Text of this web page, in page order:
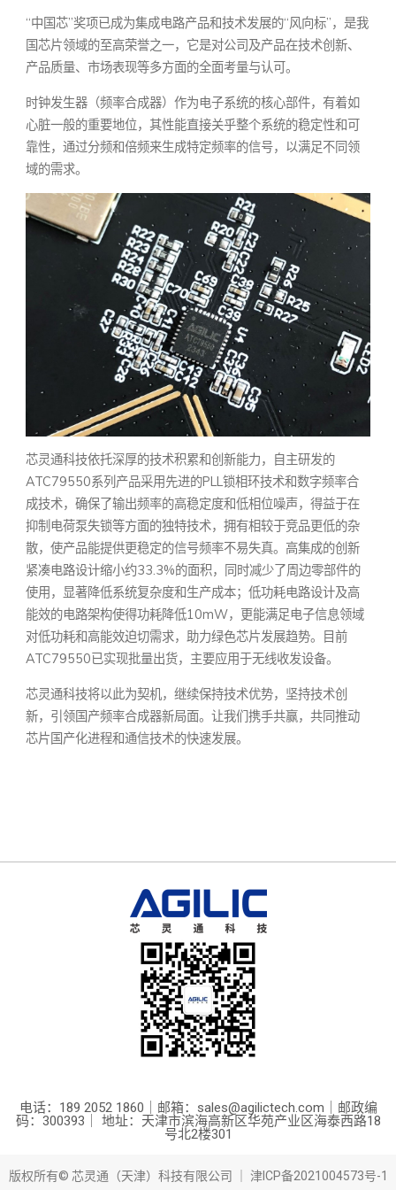
“中国芯”奖项已成为集成电路产品和技术发展的“风向标”，是我
国芯片领域的至高荣誉之一，它是对公司及产品在技术创新、
产品质量、市场表现等多方面的全面考量与认可。
时钟发生器（频率合成器）作为电子系统的核心部件，有着如
心脏一般的重要地位，其性能直接关乎整个系统的稳定性和可
靠性，通过分频和倍频来生成特定频率的信号，以满足不同领
域的需求。
芯灵通科技依托深厚的技术积累和创新能力，自主研发的
ATC79550系列产品采用先进的PLL锁相环技术和数字频率合
成技术，确保了输出频率的高稳定度和低相位噪声，得益于在
抑制电荷泵失锁等方面的独特技术，拥有相较于竞品更低的杂
散，使产品能提供更稳定的信号频率不易失真。高集成的创新
紧凑电路设计缩小约33.3%的面积，同时减少了周边零部件的
使用，显著降低系统复杂度和生产成本；低功耗电路设计及高
能效的电路架构使得功耗降低10mW，更能满足电子信息领域
对低功耗和高能效迫切需求，助力绿色芯片发展趋势。目前
ATC79550已实现批量出货，主要应用于无线收发设备。
芯灵通科技将以此为契机，继续保持技术优势，坚持技术创
新，引领国产频率合成器新局面。让我们携手共赢，共同推动
芯片国产化进程和通信技术的快速发展。
电话：189 2052 1860｜邮箱：sales@agilictech.com｜邮政编
码：300393｜ 地址：天津市滨海高新区华苑产业区海泰西路18
号北2楼301
版权所有© 芯灵通（天津）科技有限公司 ｜ 津ICP备2021004573号-1